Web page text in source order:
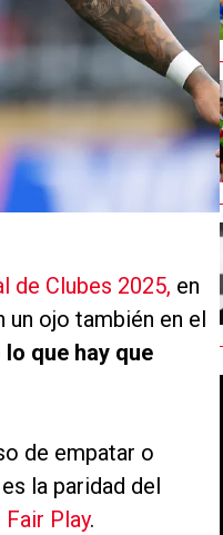
de Clubes 2025, en
un ojo también en el
lo que hay que
de empatar o
la paridad del
Play.